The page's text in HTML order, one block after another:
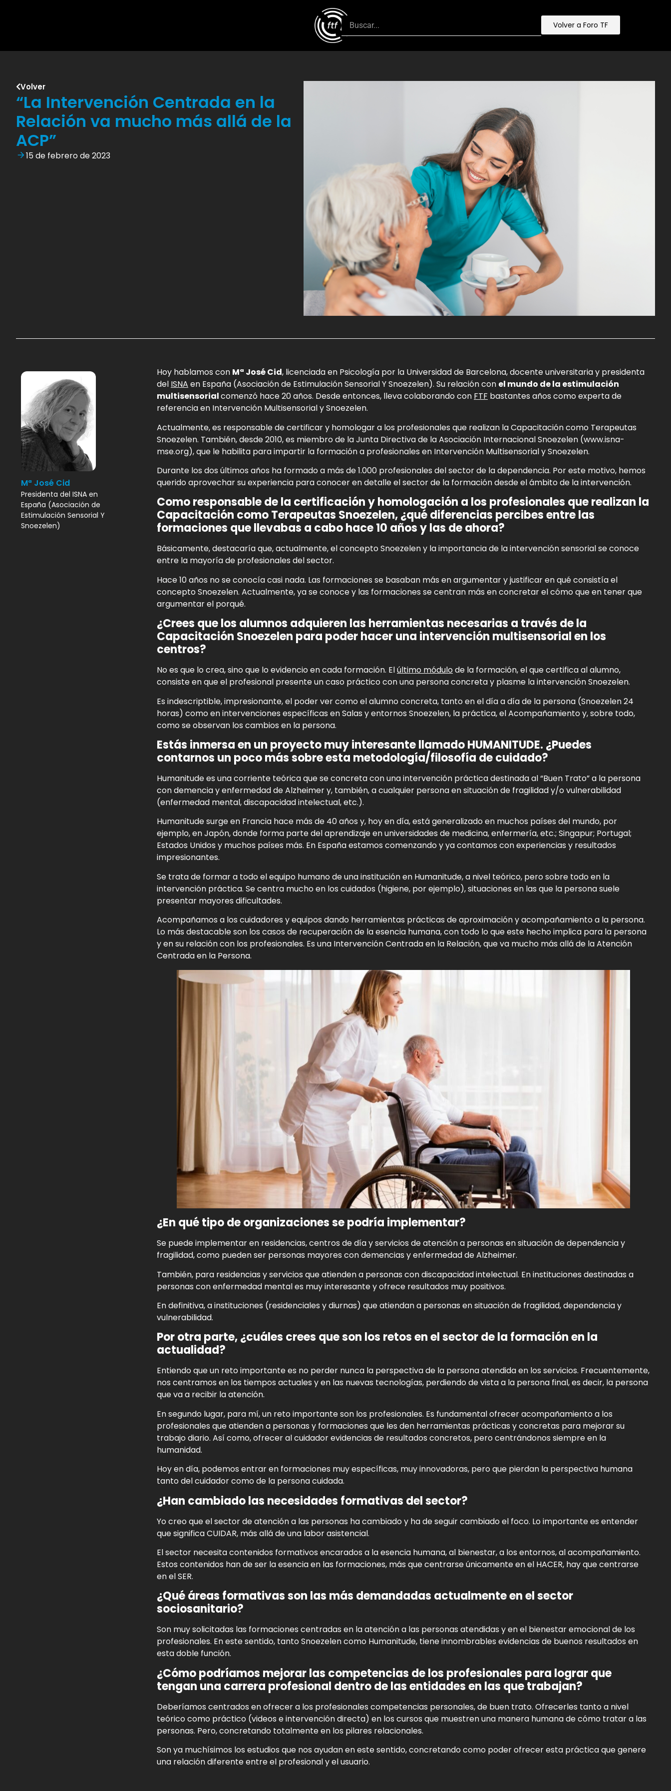
Volver a Foro TF
Volver
“La Intervención Centrada en la
Relación va mucho más allá de la
ACP”
15 de febrero de 2023
Mª José Cid
Presidenta del ISNA en
España (Asociación de
Estimulación Sensorial Y
Snoezelen)
Hoy hablamos con Mª José Cid, licenciada en Psicología por la Universidad de Barcelona, docente universitaria y presidenta
del ISNA en España (Asociación de Estimulación Sensorial Y Snoezelen). Su relación con el mundo de la estimulación
multisensorialcomenzó hace 20 años. Desde entonces, lleva colaborando con FTF bastantes años como experta de
referencia en Intervención Multisensorial y Snoezelen.
Actualmente, es responsable de certificar y homologar a los profesionales que realizan la Capacitación como Terapeutas
Snoezelen. También, desde 2010, es miembro de la Junta Directiva de la Asociación Internacional Snoezelen (www.isna-
mse.org), que le habilita para impartir la formación a profesionales en Intervención Multisensorial y Snoezelen.
Durante los dos últimos años ha formado a más de 1.000 profesionales del sector de la dependencia. Por este motivo, hemos
querido aprovechar su experiencia para conocer en detalle el sector de la formación desde el ámbito de la intervención.
Como responsable de la certificación y homologación a los profesionales que realizan la
Capacitación como Terapeutas Snoezelen, ¿qué diferencias percibes entre las
formaciones que llevabas a cabo hace 10 años y las de ahora?
Básicamente, destacaría que, actualmente, el concepto Snoezelen y la importancia de la intervención sensorial se conoce
entre la mayoría de profesionales del sector.
Hace 10 años no se conocía casi nada. Las formaciones se basaban más en argumentar y justificar en qué consistía el
concepto Snoezelen. Actualmente, ya se conoce y las formaciones se centran más en concretar el cómo que en tener que
argumentar el porqué.
¿Crees que los alumnos adquieren las herramientas necesarias a través de la
Capacitación Snoezelen para poder hacer una intervención multisensorial en los
centros?
No es que lo crea, sino que lo evidencio en cada formación. Elúltimo módulode la formación, el que certifica al alumno,
consiste en que el profesional presente un caso práctico con una persona concreta y plasme la intervención Snoezelen.
Es indescriptible, impresionante, el poder ver como el alumno concreta, tanto en el día a día de la persona (Snoezelen 24
horas) como en intervenciones específicas en Salas y entornos Snoezelen, la práctica, el Acompañamiento y, sobre todo,
como se observan los cambios en la persona.
Estás inmersa en un proyecto muy interesante llamado HUMANITUDE. ¿Puedes
contarnos un poco más sobre esta metodología/filosofía de cuidado?
Humanitude es una corriente teórica que se concreta con una intervención práctica destinada al “Buen Trato” a la persona
con demencia y enfermedad de Alzheimer y, también, a cualquier persona en situación de fragilidad y/o vulnerabilidad
(enfermedad mental, discapacidad intelectual, etc.).
Humanitude surge en Francia hace más de 40 años y, hoy en día, está generalizado en muchos países del mundo, por
ejemplo, en Japón, donde forma parte del aprendizaje en universidades de medicina, enfermería, etc.; Singapur; Portugal;
Estados Unidos y muchos países más. En España estamos comenzando y ya contamos con experiencias y resultados
impresionantes.
Se trata de formar a todo el equipo humano de una institución en Humanitude, a nivel teórico, pero sobre todo en la
intervención práctica. Se centra mucho en los cuidados (higiene, por ejemplo), situaciones en las que la persona suele
presentar mayores dificultades.
Acompañamos a los cuidadores y equipos dando herramientas prácticas de aproximación y acompañamiento a la persona.
Lo más destacable son los casos de recuperación de la esencia humana, con todo lo que este hecho implica para la persona
y en su relación con los profesionales. Es una Intervención Centrada en la Relación, que va mucho más allá de la Atención
Centrada en la Persona.
¿En qué tipo de organizaciones se podría implementar?
Se puede implementar en residencias, centros de día y servicios de atención a personas en situación de dependencia y
fragilidad, como pueden ser personas mayores con demencias y enfermedad de Alzheimer.
También, para residencias y servicios que atienden a personas con discapacidad intelectual. En instituciones destinadas a
personas con enfermedad mental es muy interesante y ofrece resultados muy positivos.
En definitiva, a instituciones (residenciales y diurnas) que atiendan a personas en situación de fragilidad, dependencia y
vulnerabilidad.
Por otra parte,¿cuáles crees que son los retos en el sector de la formación en la
actualidad?
Entiendo que un reto importante es no perder nunca la perspectiva de la persona atendida en los servicios. Frecuentemente,
nos centramos en los tiempos actuales y en las nuevas tecnologías, perdiendo de vista a la persona final, es decir, la persona
que va a recibir la atención.
En segundo lugar, para mí, un reto importante son los profesionales. Es fundamental ofrecer acompañamiento a los
profesionales que atienden a personas y formaciones que les den herramientas prácticas y concretas para mejorar su
trabajo diario. Así como, ofrecer al cuidador evidencias de resultados concretos, pero centrándonos siempre en la
humanidad.
Hoy en día, podemos entrar en formaciones muy específicas, muy innovadoras, pero que pierdan la perspectiva humana
tanto del cuidador como de la persona cuidada.
¿Han cambiado las necesidades formativas del sector?
Yo creo que el sector de atención a las personas ha cambiado y ha de seguir cambiado el foco. Lo importante es entender
que significa CUIDAR, más allá de una labor asistencial.
El sector necesita contenidos formativos encarados a la esencia humana, al bienestar, a los entornos, al acompañamiento.
Estos contenidos han de ser la esencia en las formaciones, más que centrarse únicamente en el HACER, hay que centrarse
en el SER.
¿Qué áreas formativas son las más demandadas actualmente en el sector
sociosanitario?
Son muy solicitadas las formaciones centradas en la atención a las personas atendidas y en el bienestar emocional de los
profesionales. En este sentido, tanto Snoezelen como Humanitude, tiene innombrables evidencias de buenos resultados en
esta doble función.
¿Cómo podríamos mejorar las competencias de los profesionales para lograr que
tengan una carrera profesional dentro de las entidades en las que trabajan?
Deberíamos centrados en ofrecer a los profesionales competencias personales, de buen trato. Ofrecerles tanto a nivel
teórico como práctico (videos e intervención directa) en los cursos que muestren una manera humana de cómo tratar a las
personas. Pero, concretando totalmente en los pilares relacionales.
Son ya muchísimos los estudios que nos ayudan en este sentido, concretando como poder ofrecer esta práctica que genere
una relación diferente entre el profesional y el usuario.